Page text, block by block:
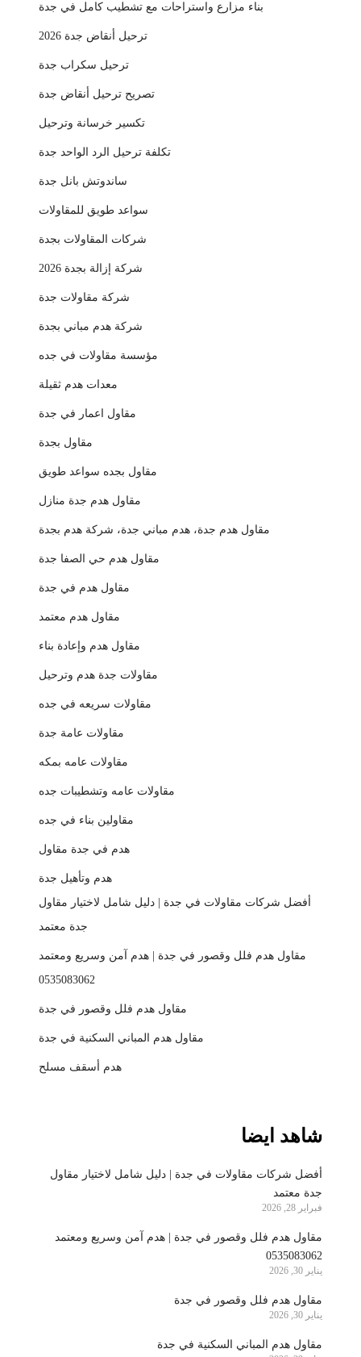
بناء مزارع واستراحات مع تشطيب كامل في جدة
ترحيل أنقاض جدة 2026
ترحيل سكراب جدة
تصريح ترحيل أنقاض جدة
تكسير خرسانة وترحيل
تكلفة ترحيل الرد الواحد جدة
ساندوتش بانل جدة
سواعد طويق للمقاولات
شركات المقاولات بجدة
شركة إزالة بجدة 2026
شركة مقاولات جدة
شركة هدم مباني بجدة
مؤسسة مقاولات في جده
معدات هدم ثقيلة
مقاول اعمار في جدة
مقاول بجدة
مقاول بجده سواعد طويق
مقاول هدم جدة منازل
مقاول هدم جدة، هدم مباني جدة، شركة هدم بجدة
مقاول هدم حي الصفا جدة
مقاول هدم في جدة
مقاول هدم معتمد
مقاول هدم وإعادة بناء
مقاولات جدة هدم وترحيل
مقاولات سريعه في جده
مقاولات عامة جدة
مقاولات عامه بمكه
مقاولات عامه وتشطيبات جده
مقاولين بناء في جده
هدم في جدة مقاول
هدم وتأهيل جدة
أفضل شركات مقاولات في جدة | دليل شامل لاختيار مقاول
جدة معتمد
مقاول هدم فلل وقصور في جدة | هدم آمن وسريع ومعتمد
0535083062
مقاول هدم فلل وقصور في جدة
مقاول هدم المباني السكنية في جدة
هدم أسقف مسلح
شاهد ايضا
أفضل شركات مقاولات في جدة | دليل شامل لاختيار مقاول
جدة معتمد
فبراير 28, 2026
مقاول هدم فلل وقصور في جدة | هدم آمن وسريع ومعتمد
0535083062
يناير 30, 2026
مقاول هدم فلل وقصور في جدة
يناير 30, 2026
مقاول هدم المباني السكنية في جدة